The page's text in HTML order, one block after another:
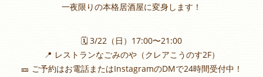
一夜限りの本格居酒屋に変身します！
🗓 3/22（日）17:00〜21:00
📍 レストランなごみのや（クレアこうのす2F）
🎫 ご予約はお電話またはInstagramのDMで24時間受付中！